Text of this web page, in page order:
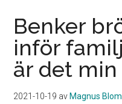
Benker
inför
är det min
2021-10-19 av Magnus Blom